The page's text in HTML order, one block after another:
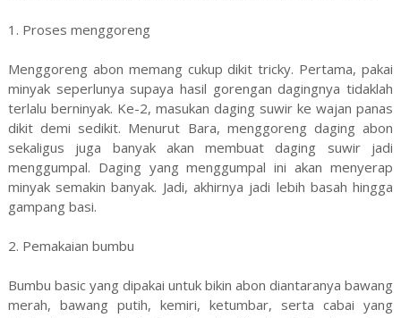
1. Proses menggoreng
Menggoreng abon memang cukup dikit tricky. Pertama, pakai
minyak seperlunya supaya hasil gorengan dagingnya tidaklah
terlalu berninyak. Ke-2, masukan daging suwir ke wajan panas
dikit demi sedikit. Menurut Bara, menggoreng daging abon
sekaligus juga banyak akan membuat daging suwir jadi
menggumpal. Daging yang menggumpal ini akan menyerap
minyak semakin banyak. Jadi, akhirnya jadi lebih basah hingga
gampang basi.
2. Pemakaian bumbu
Bumbu basic yang dipakai untuk bikin abon diantaranya bawang
merah, bawang putih, kemiri, ketumbar, serta cabai yang